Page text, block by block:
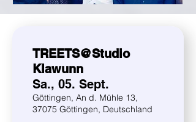
TREETS@Studio
Klawunn
Sa., 05. Sept.
Göttingen, An d. Mühle 13,
37075 Göttingen, Deutschland